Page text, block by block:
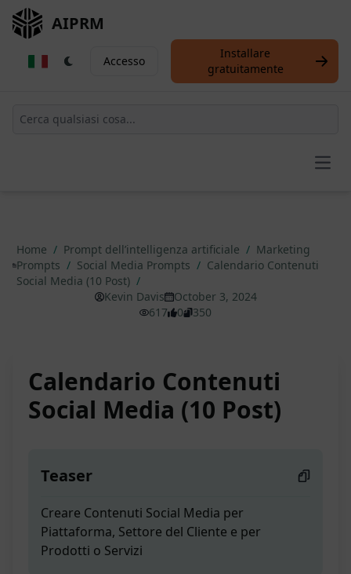
AIPRM
Accesso
Installare
gratuitamente
Home / Prompt dell’intelligenza artificiale / Marketing
Prompts / Social Media Prompts / Calendario Contenuti
Social Media (10 Post) /
Kevin Davis
October 3, 2024
617
0 350
Calendario Contenuti
Social Media (10 Post)
Teaser
Creare Contenuti Social Media per
Piattaforma, Settore del Cliente e per
Prodotti o Servizi